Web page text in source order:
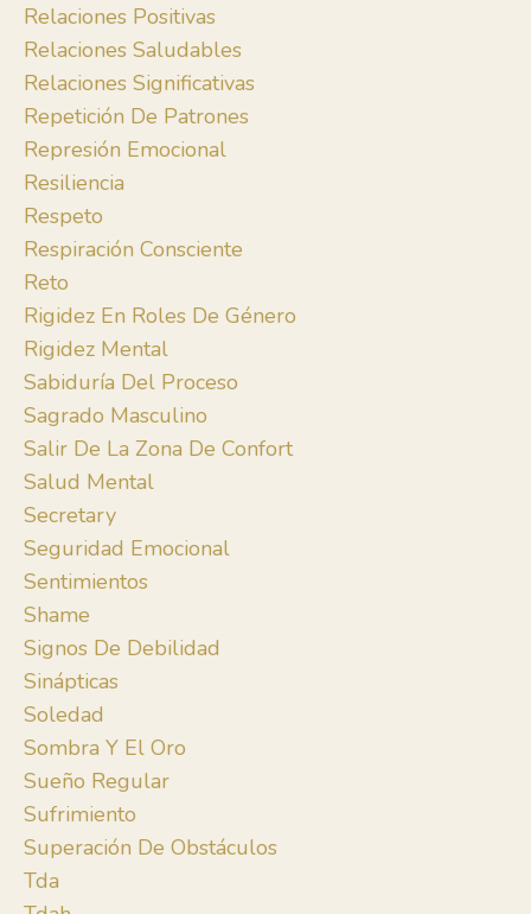
Relaciones Positivas
Relaciones Saludables
Relaciones Significativas
Repetición De Patrones
Represión Emocional
Resiliencia
Respeto
Respiración Consciente
Reto
Rigidez En Roles De Género
Rigidez Mental
Sabiduría Del Proceso
Sagrado Masculino
Salir De La Zona De Confort
Salud Mental
Secretary
Seguridad Emocional
Sentimientos
Shame
Signos De Debilidad
Sinápticas
Soledad
Sombra Y El Oro
Sueño Regular
Sufrimiento
Superación De Obstáculos
Tda